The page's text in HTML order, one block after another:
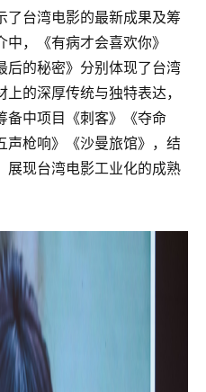
了台湾电影的最新成果及筹
，《有病才会喜欢你》
后的秘密》分别体现了台湾
的深厚传统与独特表达，
备中项目《刺客》《夺命
声枪响》《沙曼旅馆》，结
展现台湾电影工业化的成熟